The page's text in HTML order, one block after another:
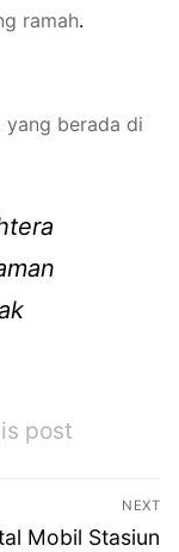
ramah.
yang berada di
post
NEXT
Mobil Stasiun